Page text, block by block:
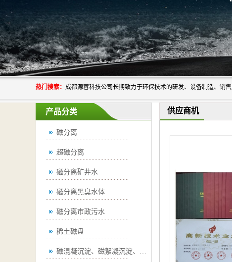
热门搜索：
产品分类
磁分离
超磁分离
磁分离矿井水
磁分离黑臭水体
磁分离市政污水
稀土磁盘
磁混凝沉淀、磁絮凝沉淀、磁澄清
供应商机